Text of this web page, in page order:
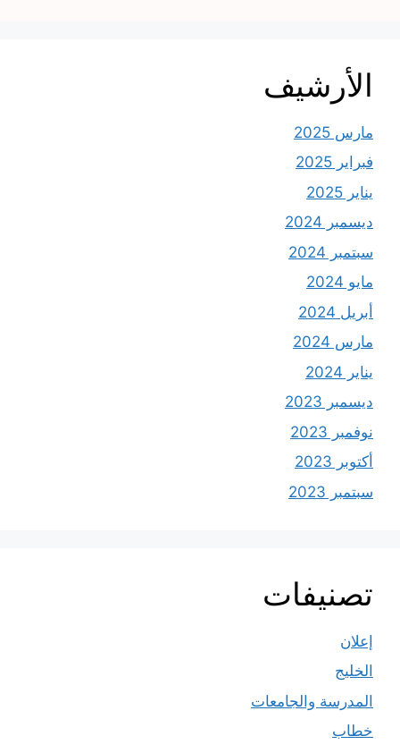
الأرشيف
مارس 2025
فبراير 2025
يناير 2025
ديسمبر 2024
سبتمبر 2024
مايو 2024
أبريل 2024
مارس 2024
يناير 2024
ديسمبر 2023
نوفمبر 2023
أكتوبر 2023
سبتمبر 2023
تصنيفات
إعلان
الخليج
المدرسة والجامعات
خطاب